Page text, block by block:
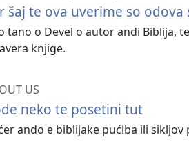
šaj te ova uverime so
tano o Devel o autor andi Biblija,
knjige.
US
neko te posetini tut
ando e biblijake pućiba ili sikljov